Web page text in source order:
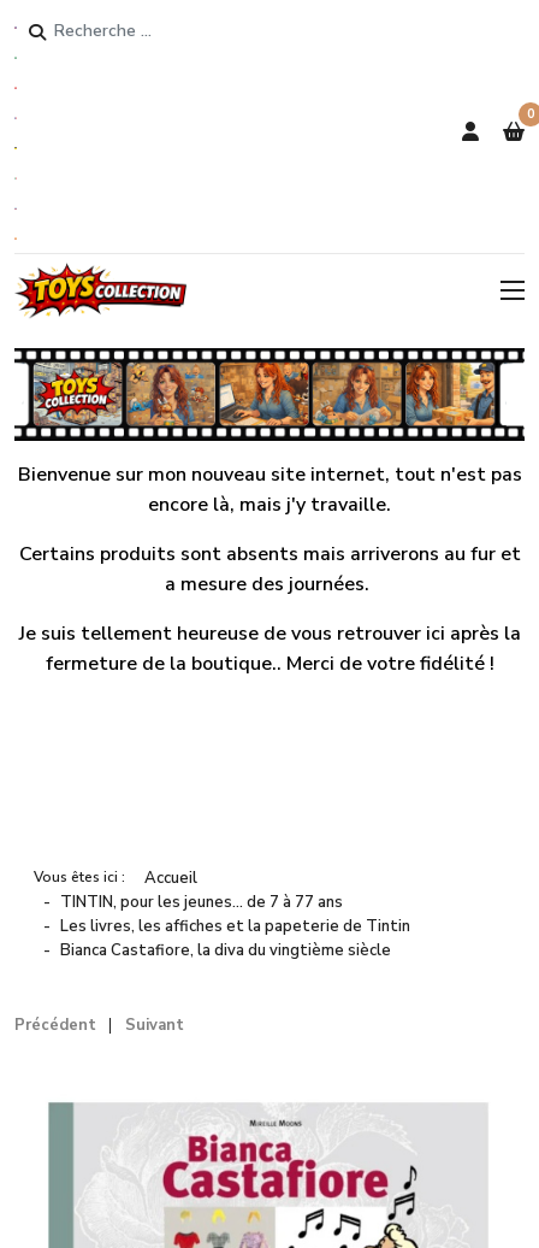
Rechercher
0
Bienvenue sur mon nouveau site internet, tout n'est pas
encore là, mais j'y travaille.
Certains produits sont absents mais arriverons au fur et
a mesure des journées.
Je suis tellement heureuse de vous retrouver ici après la
fermeture de la boutique.. Merci de votre fidélité !
Vous êtes ici :
Accueil
TINTIN, pour les jeunes… de 7 à 77 ans
Les livres, les affiches et la papeterie de Tintin
Bianca Castafiore, la diva du vingtième siècle
Précédent Suivant